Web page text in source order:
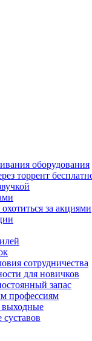
оборудования
торрент
за акциями
сотрудничества
для новичков
запас
профессиям
выходные